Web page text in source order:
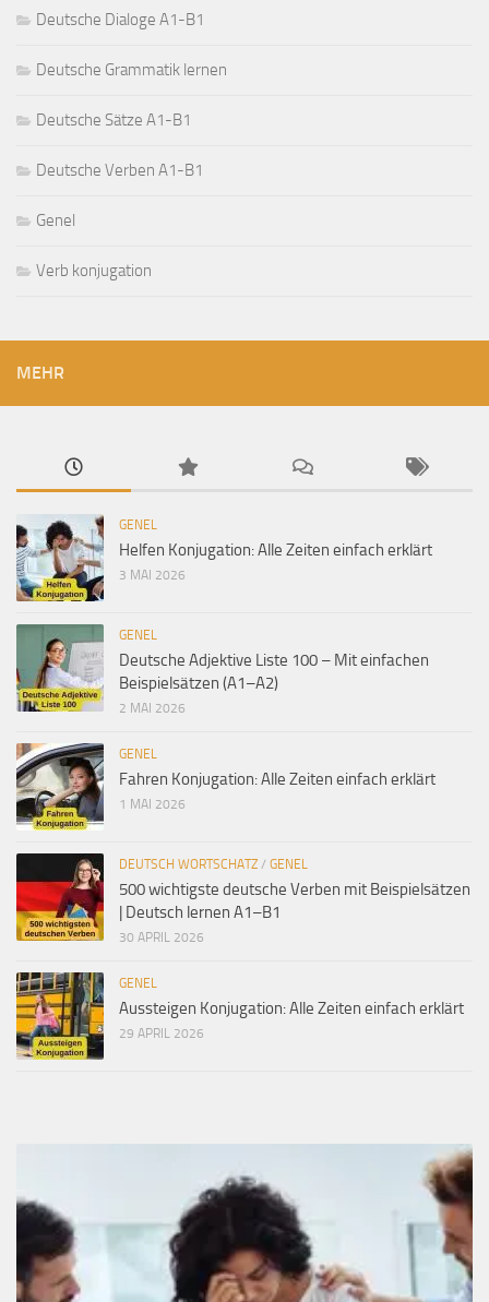
Deutsche Dialoge A1-B1
Deutsche Grammatik lernen
Deutsche Sätze A1-B1
Deutsche Verben A1-B1
Genel
Verb konjugation
MEHR
GENEL
Helfen Konjugation: Alle Zeiten einfach erklärt
3 MAI 2026
GENEL
Deutsche Adjektive Liste 100 – Mit einfachen
Beispielsätzen (A1–A2)
2 MAI 2026
GENEL
Fahren Konjugation: Alle Zeiten einfach erklärt
1 MAI 2026
DEUTSCH WORTSCHATZ / GENEL
500 wichtigste deutsche Verben mit Beispielsätzen
| Deutsch lernen A1–B1
30 APRIL 2026
GENEL
Aussteigen Konjugation: Alle Zeiten einfach erklärt
29 APRIL 2026